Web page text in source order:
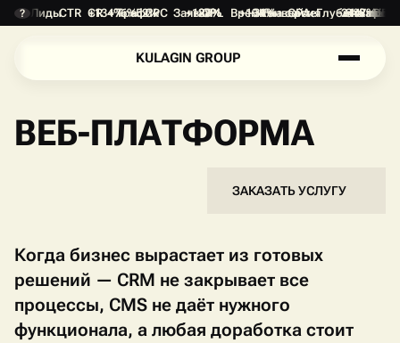
KULAGIN GROUP
ВЕБ-ПЛАТФОРМА
ЗАКАЗАТЬ УСЛУГУ
Когда бизнес вырастает из готовых
решений — CRM не закрывает все
процессы, CMS не даёт нужного
функционала, а любая доработка стоит
? Лиды +134%
CTR +76%
CR +52%
Трафик +187%
CPC -28%
Заявки +134%
CPL -31%
Время на сайте +1.8 min
Конверсия +47%
CPA -24%
ГлубинаОтказы